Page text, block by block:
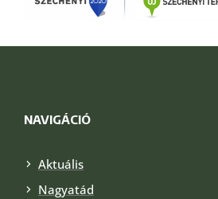
NAVIGÁCIÓ
Aktuális
Nagyatád